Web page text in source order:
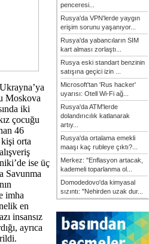
Moskova
iki
çocuğu
46
orta
ise üç
Savunma
imha
en
insansız
ayrıca
penceresi...
Rusya'da VPN'lerde yaygın
erişim sorunu yaşanıyor...
Rusya'da yabancıların SIM
kart alması zorlaştı...
Rusya eski standart benzinin
satışına geçici izin ...
Microsoft'tan 'Rus hacker'
uyarısı: Otell Wi-Fi ağ...
Rusya'da ATM'lerde
dolandırıcılık katlanarak
artıy...
Rusya'da ortalama emekli
maaşı kaç rubleye çıktı?...
Merkez: "Enflasyon artacak,
kademeli toparlanma ol...
Domodedovo'da kimyasal
sızıntı: "Nehirden uzak dur...